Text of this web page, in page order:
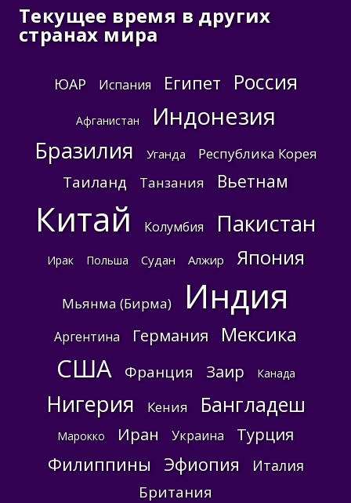
Текущее время в других
странах мира
ЮАР Испания Египет Россия
Афганистан Индонезия
Бразилия Уганда Республика Корея
Таиланд Танзания Вьетнам
Китай Колумбия Пакистан
Ирак Польша Судан Алжир Япония
Мьянма (Бирма) Индия
Аргентина Германия Мексика
США Франция Заир Канада
Нигерия Кения Бангладеш
Марокко Иран Украина Турция
Филиппины Эфиопия Италия
Британия